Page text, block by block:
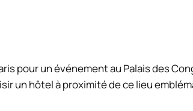
pour un événement au Palais des
un hôtel à proximité de ce lieu